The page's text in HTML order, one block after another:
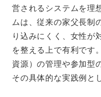
営されるシステムを理
ムは、従来の家父長制
り込みにくく、女性が
を整える上で有利です
資源）の管理や参加型
その具体的な実践例と